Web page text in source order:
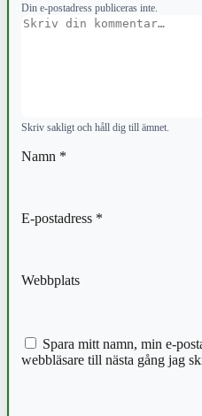
Din e-postadress publiceras inte.
Kommentar
Skriv sakligt och håll dig till ämnet.
Namn *
E-postadress *
Webbplats
Spara mitt namn, min e-
webbläsare till nästa gång jag